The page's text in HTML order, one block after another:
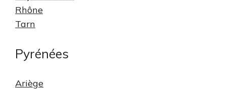
Rhône
Tarn
Pyrénées
Ariège